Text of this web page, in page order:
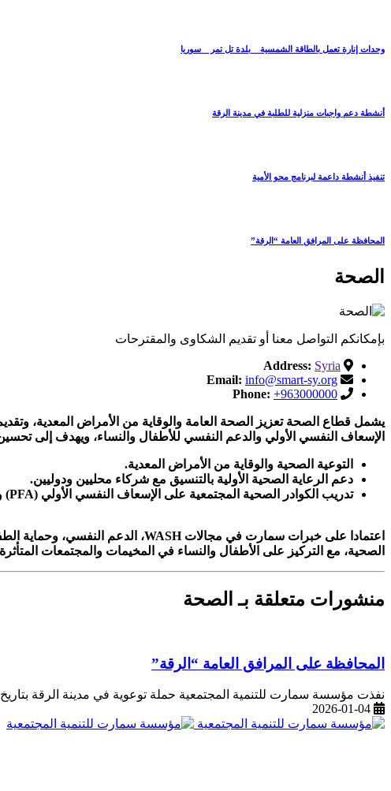
وحدات إنارة تعمل بالطاقة الشمسية _ بلدة تل تمر _ سوريا
أنشطة دعم واجبات منزلية للطلبة في مدينة الرقة
تنفيذ أنشطة داعمة لبرنامج محو الأمية
المحافظة على المرافق العامة “الرقة”
الصحة
بإمكانكم التواصل معنا أو تقديم الشكاوى والمقترحات
Address: Syria
Email: info@smart-sy.org
Phone: +963000000
يشمل قطاع الصحة تعزيز الصحة العامة والوقاية من الأمراض المعدية،
الإسعاف النفسي الأولي والدعم النفسي للأطفال والنساء، ويهدف إلى
التوعية الصحية والوقاية من الأمراض المعدية.
دعم الرعاية الصحية الأولية بالتنسيق مع شركاء محليين ودوليين.
تدريب الكوادر الصحية المجتمعية على الإسعاف النفسي الأولي (PFA)
اعتمادا على خبرات سمارت في مجالات WASH
، الدعم النفسي، وحماية
الصحية، مع التركيز على الأطفال والنساء في المخيمات والمجتمعات المتأثرة
منشورات متعلقة بـ الصحة
المحافظة على المرافق العامة “الرقة”
نفذت مؤسسة سمارت للتنمية المجتمعية حملة توعوية في مدينة الرقة بتاريخ 23 ديسمبر 2025، تحت عنوان “المحافظة على…